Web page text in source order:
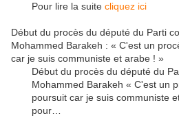
Pour lire la suite cliquez ici
Début du procès du député du Parti
Mohammed Barakeh : « C'est un
car je suis communiste et arabe ! »
Début du procès du député du
Mohammed Barakeh « C'est un
poursuit car je suis communiste
pour…